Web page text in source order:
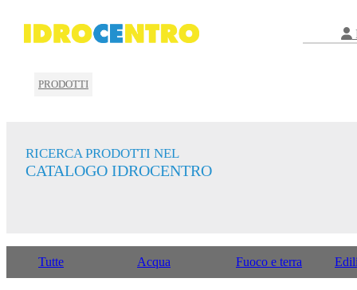
PRODOTTI
RICERCA PRODOTTI NEL
CATALOGO IDROCENTRO
Tutte Acqua Fuoco e terra